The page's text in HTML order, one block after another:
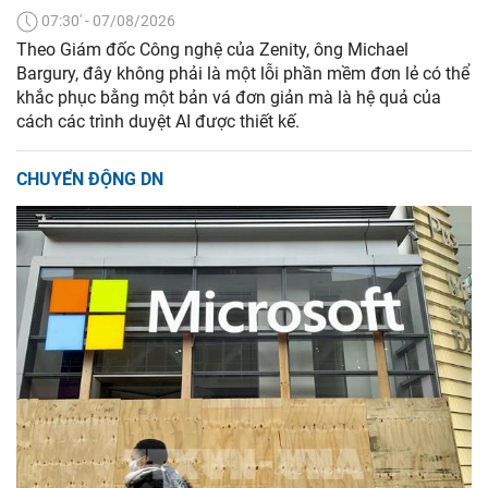
07:30' - 07/08/2026
Theo Giám đốc Công nghệ của Zenity, ông Michael
Bargury, đây không phải là một lỗi phần mềm đơn lẻ có thể
khắc phục bằng một bản vá đơn giản mà là hệ quả của
cách các trình duyệt AI được thiết kế.
CHUYỂN ĐỘNG DN